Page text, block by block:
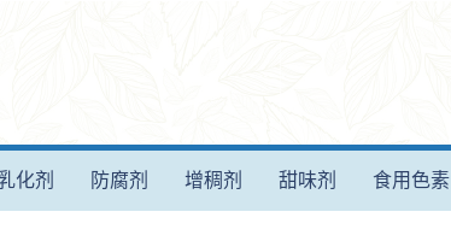
化剂 防腐剂 增稠剂 甜味剂 食用色素